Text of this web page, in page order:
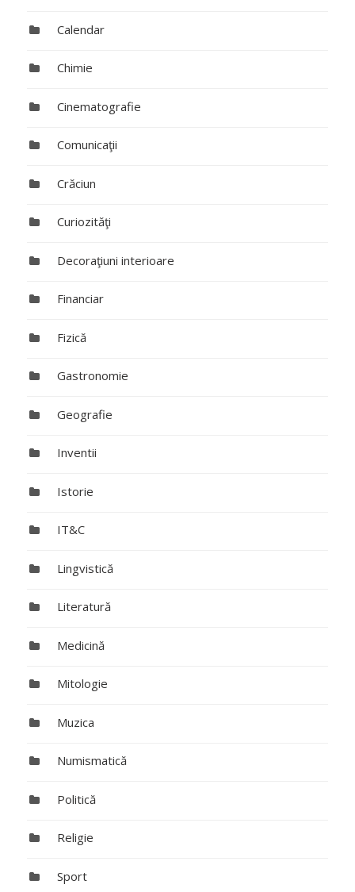
Calendar
Chimie
Cinematografie
Comunicaţii
Crăciun
Curiozităţi
Decoraţiuni interioare
Financiar
Fizică
Gastronomie
Geografie
Inventii
Istorie
IT&C
Lingvistică
Literatură
Medicină
Mitologie
Muzica
Numismatică
Politică
Religie
Sport